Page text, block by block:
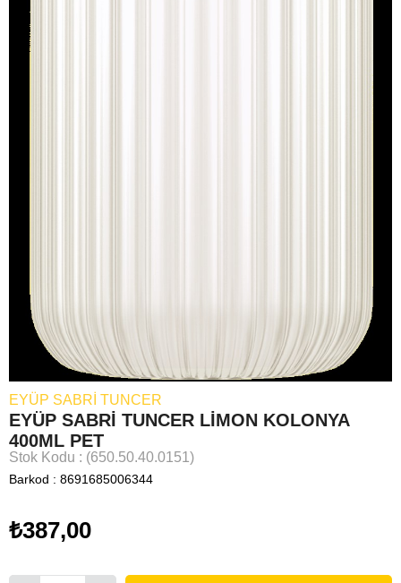
EYÜP SABRİ TUNCER
EYÜP SABRİ TUNCER LİMON KOLONYA
400ML PET
Stok Kodu (650.50.40.0151)
Barkod : 8691685006344
₺387,00